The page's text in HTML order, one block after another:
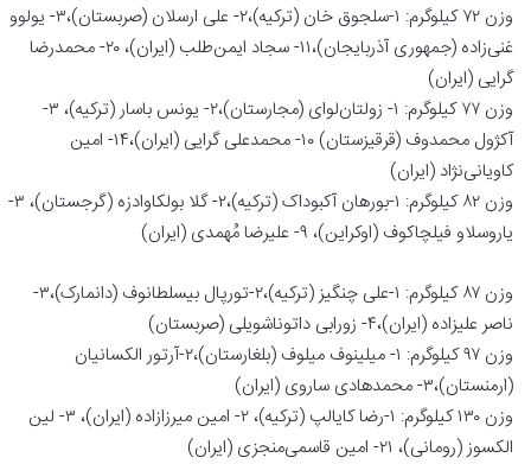
وزن ۷۲ کیلوگرم: ۱-سلجوق خان (ترکیه)،۲- علی ارسلان (صربستان)،۳- یولوو
غنی‌زاده (جمهوری آذربایجان)،۱۱- سجاد ایمن‌طلب (ایران)، ۲۰- محمدرضا
گرایی (ایران)
وزن ۷۷ کیلوگرم: ۱- زولتان‌لوای (مجارستان)،۲- یونس باسار (ترکیه)، ۳-
آکژول محمدوف (قرقیزستان) ۱۰- محمدعلی گرایی (ایران)،۱۴- امین
کاویانی‌نژاد (ایران)
وزن ۸۲ کیلوگرم: ۱-بورهان آکبوداک (ترکیه)،۲- گلا بولکاوادزه (گرجستان)، ۳-
یاروسلاو فیلچاکوف (اوکراین)، ۹- علیرضا مُهمدی (ایران)
وزن ۸۷ کیلوگرم: ۱-علی چنگیز (ترکیه)،۲-تورپال بیسلطانوف (دانمارک)،۳-
ناصر علیزاده (ایران)،۴- زورابی داتوناشویلی (صربستان)
وزن ۹۷ کیلوگرم: ۱- میلینوف میلوف (بلغارستان)،۲-آرتور الکسانیان
(ارمنستان)،۳- محمدهادی ساروی (ایران)
وزن ۱۳۰ کیلوگرم: ۱-رضا کایالپ (ترکیه)، ۲- امین میرزازاده (ایران)، ۳- لین
الکسوز (رومانی)، ۲۱- امین قاسمی‌منجزی (ایران)